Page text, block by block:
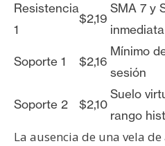
Resistencia
1
$2,19
SMA 7 y
inmediata
Soporte 1 $2,16
Mínimo
sesión
Soporte 2 $2,10
Suelo
rango
La ausencia de una vela